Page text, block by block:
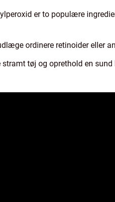
er to populære
ordinere retinoider eller
tøj og oprethold en